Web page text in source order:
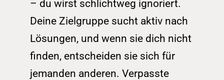
– du wirst schlichtweg ignoriert.
Deine Zielgruppe sucht aktiv nach
Lösungen, und wenn sie dich nicht
finden, entscheiden sie sich für
jemanden anderen. Verpasste